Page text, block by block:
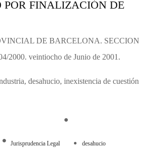
POR FINALIZACIÓN DE
DE BARCELONA. SECCION
2000. veintiocho de Junio de 2001.
desahucio, inexistencia de cuestión
Jurisprudencia Legal desahucio